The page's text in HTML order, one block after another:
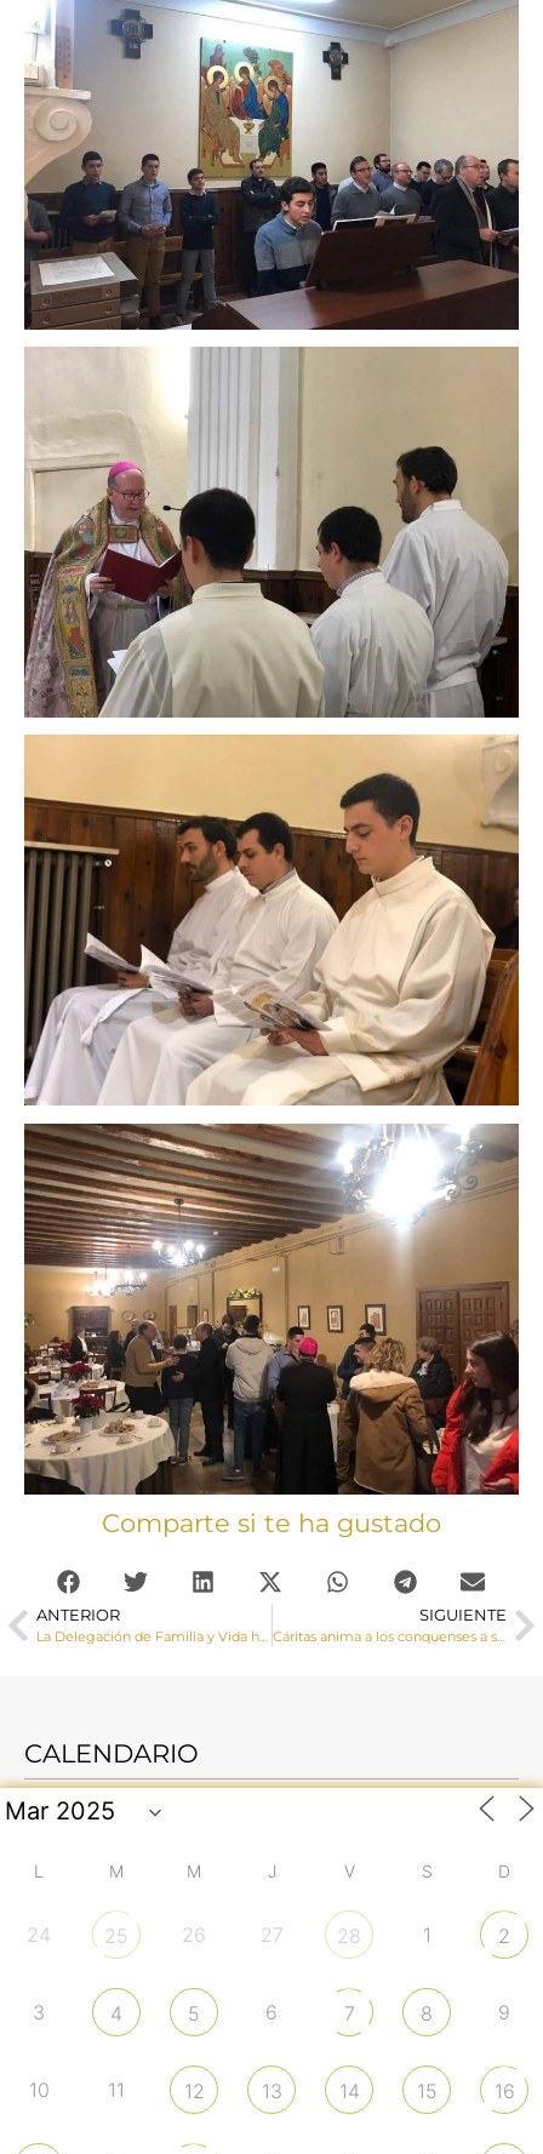
Comparte si te ha gustado
ANTERIOR
La Delegación de Familia y Vida ha celebrado un encuentro convivencia
SIGUIENTE
Cáritas anima a los conquenses a ser “ángeles” con las personas más empobrecidas
CALENDARIO
L M M J V S D
24 25 26 27 28 1 2
3 4 5 6 7 8 9
10 11 12 13 14 15 16